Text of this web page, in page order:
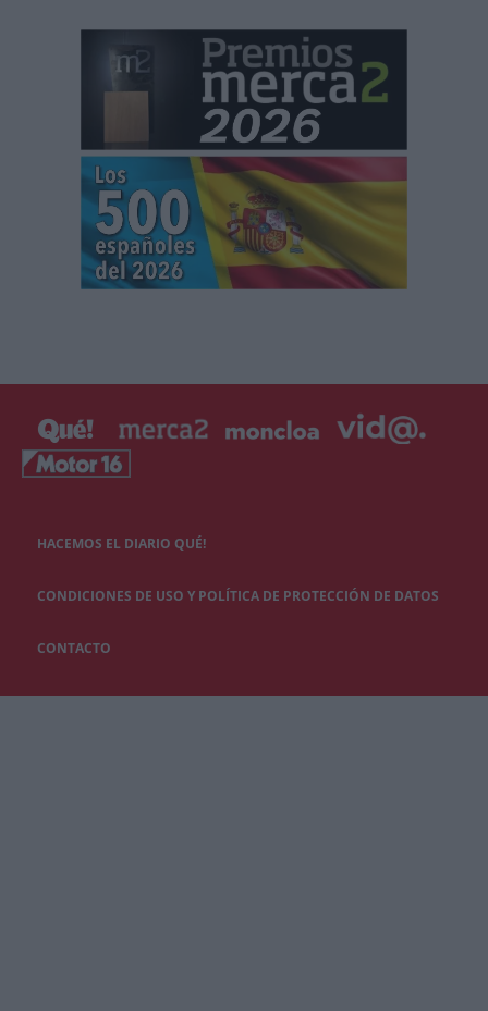
HACEMOS EL DIARIO QUÉ!
CONDICIONES DE USO Y POLÍTICA DE PROTECCIÓN DE DATOS
CONTACTO